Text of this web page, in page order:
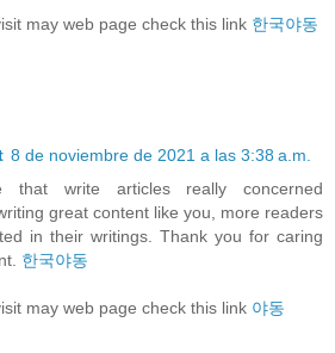
may web page check this link 한국야동
8 de noviembre de 2021 a las 3:38 a.m.
that write articles really concerned
great content like you, more readers
in their writings. Thank you for caring
한국야동
may web page check this link 야동